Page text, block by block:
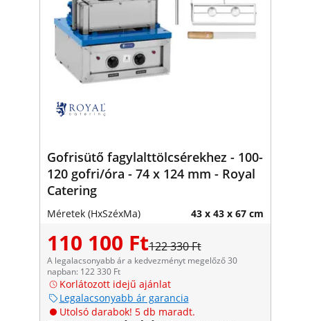
Gofrisütő fagylalttölcsérekhez - 100-
120 gofri/óra - 74 x 124 mm - Royal
Catering
Méretek (HxSzéxMa) 43 x 43 x 67 cm
110 100 Ft122 330 Ft
A legalacsonyabb ár a kedvezményt megelőző 30
napban: 122 330 Ft
Korlátozott idejű ajánlat
Legalacsonyabb ár garancia
Utolsó darabok! 5 db maradt.